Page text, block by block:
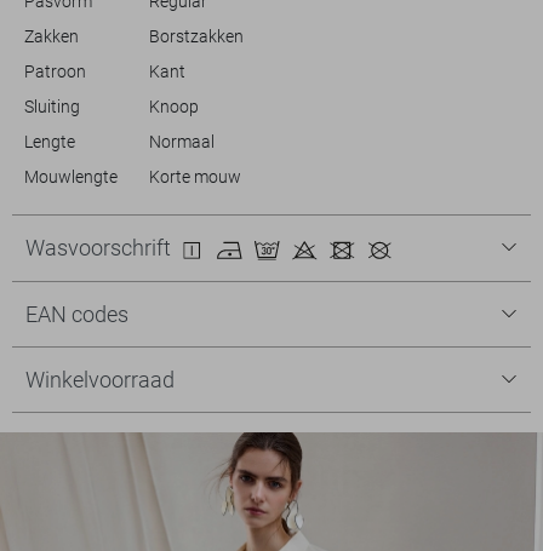
Zakken
Borstzakken
Patroon
Kant
Sluiting
Knoop
Lengte
Normaal
Mouwlengte
Korte mouw
Wasvoorschrift
EAN codes
Winkelvoorraad